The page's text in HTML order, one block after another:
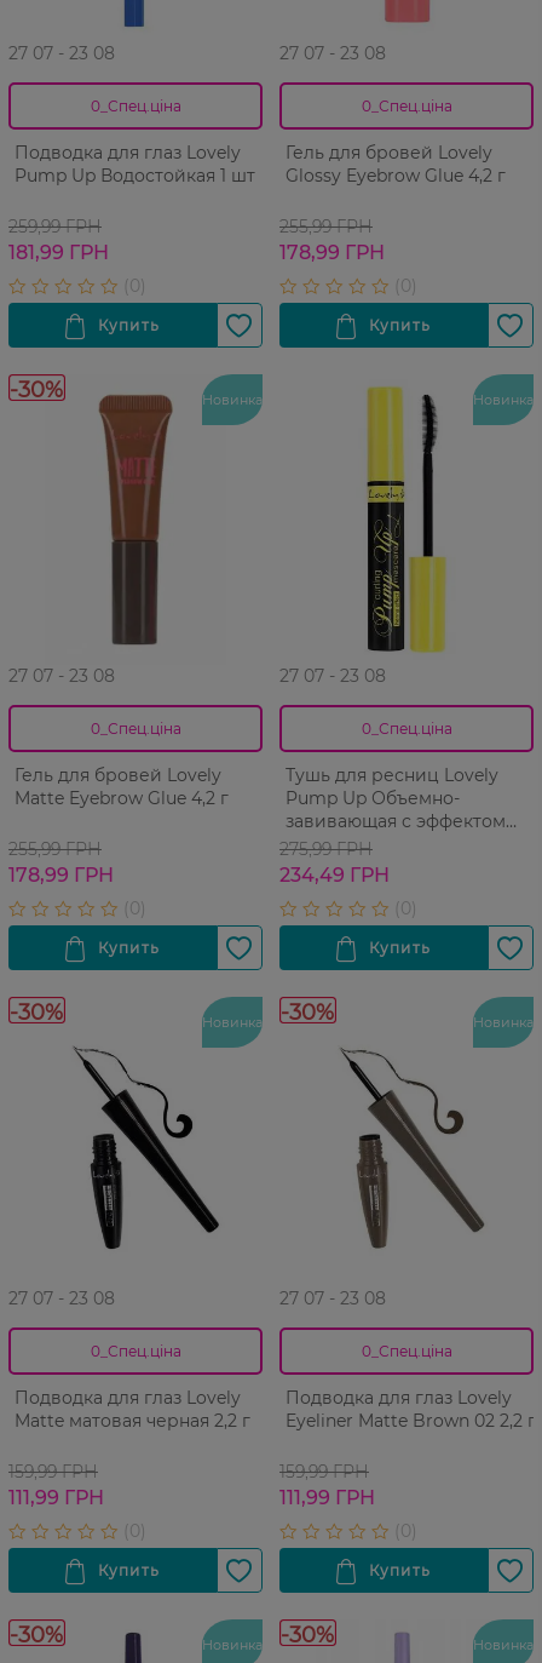
27 07 - 23 08
0_Спец.ціна
Подводка для глаз Lovely
Pump Up Водостойкая 1 шт
259,99 ГРН
181,99 ГРН
27 07 - 23 08
0_Спец.ціна
Гель для бровей Lovely
Glossy Eyebrow Glue 4,2 г
255,99 ГРН
178,99 ГРН
-30% Новинка
27 07 - 23 08
0_Спец.ціна
Гель для бровей Lovely
Matte Eyebrow Glue 4,2 г
255,99 ГРН
178,99 ГРН
Новинка
27 07 - 23 08
0_Спец.ціна
Тушь для ресниц Lovely
Pump Up Объемно-
завивающая с эффектом
хны Black 8 г
275,99 ГРН
234,49 ГРН
-30% Новинка
27 07 - 23 08
0_Спец.ціна
Подводка для глаз Lovely
Matte матовая черная 2,2 г
159,99 ГРН
111,99 ГРН
-30% Новинка
27 07 - 23 08
0_Спец.ціна
Подводка для глаз Lovely
Eyeliner Matte Brown 02 2,2 г
159,99 ГРН
111,99 ГРН
-30% Новинка -30% Новинка